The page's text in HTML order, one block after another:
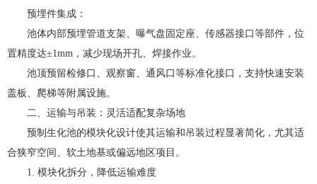
预埋件集成：
池体内部预埋管道支架、曝气盘固定座、传感器接口等部件，位
置精度达±1mm，减少现场开孔、焊接作业。
池顶预留检修口、观察窗、通风口等标准化接口，支持快速安装
盖板、爬梯等附属设施。
二、运输与吊装：灵活适配复杂场地
预制生化池的模块化设计使其运输和吊装过程显著简化，尤其适
合狭窄空间、软土地基或偏远地区项目。
1. 模块化拆分，降低运输难度